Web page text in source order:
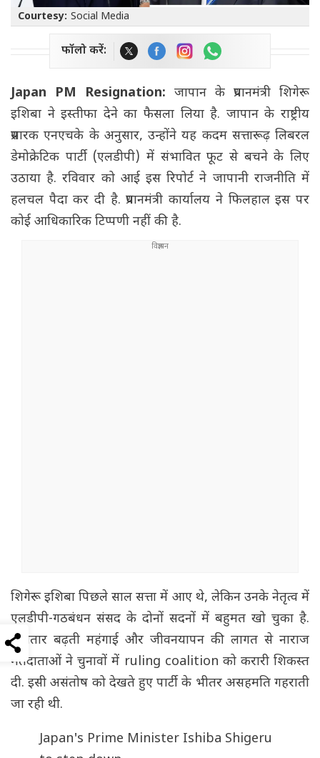
Courtesy: Social Media
फॉलो करें:
Japan PM Resignation: जापान के प्रधानमंत्री शिगेरू
इशिबा ने इस्तीफा देने का फैसला लिया है. जापान के राष्ट्रीय
प्रसारक एनएचके के अनुसार, उन्होंने यह कदम सत्तारूढ़ लिबरल
डेमोक्रेटिक पार्टी (एलडीपी) में संभावित फूट से बचने के लिए
उठाया है. रविवार को आई इस रिपोर्ट ने जापानी राजनीति में
हलचल पैदा कर दी है. प्रधानमंत्री कार्यालय ने फिलहाल इस पर
कोई आधिकारिक टिप्पणी नहीं की है.
शिगेरू इशिबा पिछले साल सत्ता में आए थे, लेकिन उनके नेतृत्व में
एलडीपी-गठबंधन संसद के दोनों सदनों में बहुमत खो चुका है.
लगातार बढ़ती महंगाई और जीवनयापन की लागत से नाराज
मतदाताओं ने चुनावों में ruling coalition को करारी शिकस्त
दी. इसी असंतोष को देखते हुए पार्टी के भीतर असहमति गहराती
जा रही थी.
Japan's Prime Minister Ishiba Shigeru